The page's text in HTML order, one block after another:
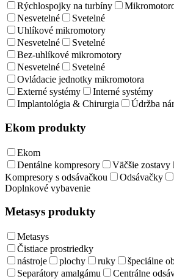
Rýchlospojky na turbíny
Nesvetelné
Svetelné
Uhlíkové mikromotory
Nesvetelné
Svetelné
Bez-uhlíkové mikromotory
Nesvetelné
Svetelné
Ovládacie jednotky mikromotora
Externé systémy
Interné systémy
Implantológia & Chirurgia
Údržba
Ekom produkty
Ekom
Dentálne kompresory
Väčšie zostavy
Kompresory s odsávačkou
Odsávačky
Doplnkové vybavenie
Metasys produkty
Metasys
Čistiace prostriedky
nástroje
plochy ruky
špeciálne
Separátory amalgámu
Centrálne